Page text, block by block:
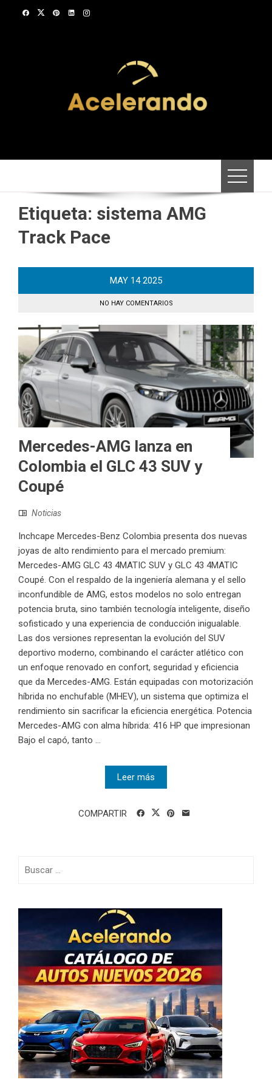
Etiqueta: sistema AMG
Track Pace
MAY 14 2025
NO HAY COMENTARIOS
Mercedes-AMG lanza en
Colombia el GLC 43 SUV y
Coupé
Noticias
Inchcape Mercedes-Benz Colombia presenta dos nuevas
joyas de alto rendimiento para el mercado premium:
Mercedes-AMG GLC 43 4MATIC SUV y GLC 43 4MATIC
Coupé. Con el respaldo de la ingeniería alemana y el sello
inconfundible de AMG, estos modelos no solo entregan
potencia bruta, sino también tecnología inteligente, diseño
sofisticado y una experiencia de conducción inigualable.
Las dos versiones representan la evolución del SUV
deportivo moderno, combinando el carácter atlético con
un enfoque renovado en confort, seguridad y eficiencia
que da Mercedes-AMG. Están equipadas con motorización
híbrida no enchufable (MHEV), un sistema que optimiza el
rendimiento sin sacrificar la eficiencia energética. Potencia
Mercedes-AMG con alma híbrida: 416 HP que impresionan
Bajo el capó, tanto ...
Leer más
COMPARTIR